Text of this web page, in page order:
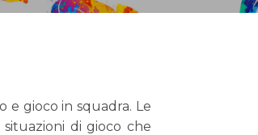
e gioco in squadra. Le
di gioco che